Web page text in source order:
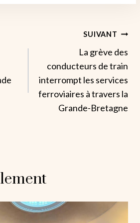
SUIVANT
La grève des
conducteurs de train
interrompt les services
ferroviaires à travers la
Grande-Bretagne